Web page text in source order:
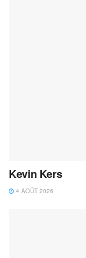
Kevin Kers
4 AOÛT 2026